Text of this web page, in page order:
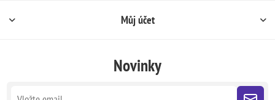
Můj účet
Novinky